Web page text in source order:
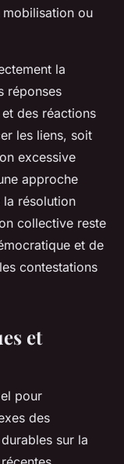
mobilisation ou
la
réponses
des réactions
les liens, soit
excessive
approche
résolution
collective reste
et de
contestations
et
pour
des
sur la